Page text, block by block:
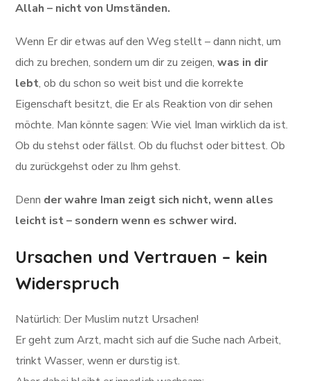
Allah – nicht von Umständen.
Wenn Er dir etwas auf den Weg stellt – dann nicht, um
dich zu brechen, sondern um dir zu zeigen,was in dir
lebt, ob du schon so weit bist und die korrekte
Eigenschaft besitzt, die Er als Reaktion von dir sehen
möchte. Man könnte sagen: Wie viel Iman wirklich da ist.
Ob du stehst oder fällst. Ob du fluchst oder bittest. Ob
du zurückgehst oder zu Ihm gehst.
Denn der wahre Iman zeigt sich nicht, wenn alles
leicht ist – sondern wenn es schwer wird.
Ursachen und Vertrauen – kein
Widerspruch
Natürlich: Der Muslim nutzt Ursachen!
Er geht zum Arzt, macht sich auf die Suche nach Arbeit,
trinkt Wasser, wenn er durstig ist.